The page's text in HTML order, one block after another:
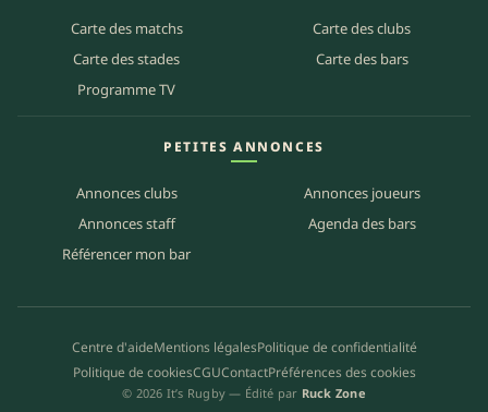
Carte des matchs
Carte des clubs
Carte des stades
Carte des bars
Programme TV
PETITES ANNONCES
Annonces clubs
Annonces joueurs
Annonces staff
Agenda des bars
Référencer mon bar
Centre d'aideMentions légalesPolitique de confidentialité
Politique de cookiesCGUContactPréférences des cookies
© 2026 It’s Rugby — Édité par Ruck Zone